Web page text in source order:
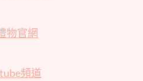
物官網
頻道